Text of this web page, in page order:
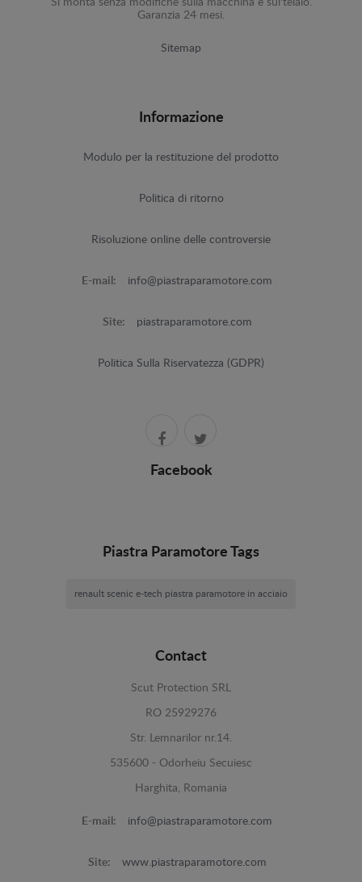
Si monta senza modifiche sulla macchina e sul'telaio.
Garanzia 24 mesi.
Sitemap
Informazione
Modulo per la restituzione del prodotto
Politica di ritorno
Risoluzione online delle controversie
E-mail: info@piastraparamotore.com
Site: piastraparamotore.com
Politica Sulla Riservatezza (GDPR)
Facebook
Piastra Paramotore Tags
renault scenic e-tech piastra paramotore in acciaio
Contact
Scut Protection SRL
RO 25929276
Str. Lemnarilor nr.14.
535600 - Odorheiu Secuiesc
Harghita, Romania
E-mail: info@piastraparamotore.com
Site: www.piastraparamotore.com